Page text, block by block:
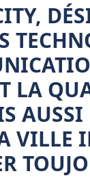
LA
VILLE